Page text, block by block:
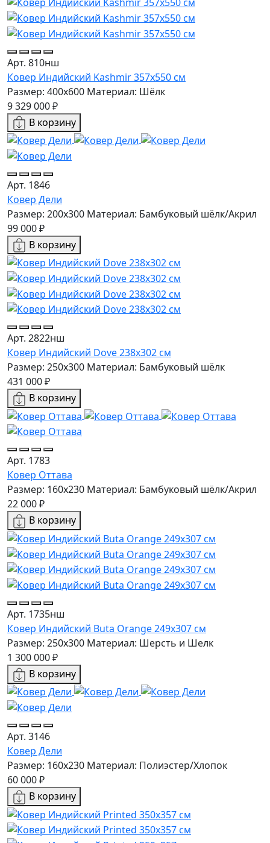
Арт. 810нш
Ковер Индийский Kashmir 357x550 см
Размер: 400x600 Материал: Шёлк
9 329 000 ₽
В корзину
Арт. 1846
Ковер Дели
Размер: 200x300 Материал: Бамбуковый шёлк/Акрил
99 000 ₽
В корзину
Арт. 2822нш
Ковер Индийский Dove 238x302 см
Размер: 250x300 Материал: Бамбуковый шёлк
431 000 ₽
В корзину
Арт. 1783
Ковер Оттава
Размер: 160х230 Материал: Бамбуковый шёлк/Акрил
22 000 ₽
В корзину
Арт. 1735нш
Ковер Индийский Buta Orange 249x307 см
Размер: 250x300 Материал: Шерсть и Шелк
1 300 000 ₽
В корзину
Арт. 3146
Ковер Дели
Размер: 160х230 Материал: Полиэстер/Хлопок
60 000 ₽
В корзину